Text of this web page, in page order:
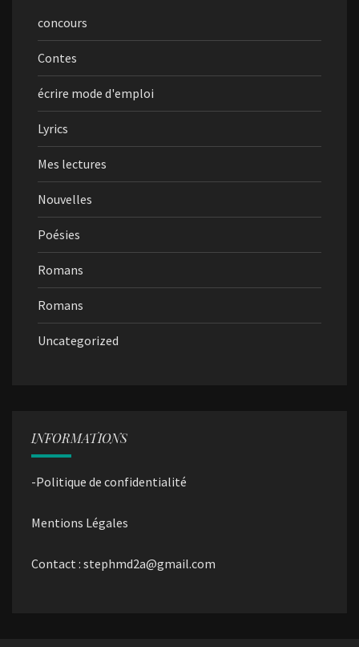
concours
Contes
écrire mode d'emploi
Lyrics
Mes lectures
Nouvelles
Poésies
Romans
Romans
Uncategorized
INFORMATIONS
-Politique de confidentialité
Mentions Légales
Contact : stephmd2a@gmail.com